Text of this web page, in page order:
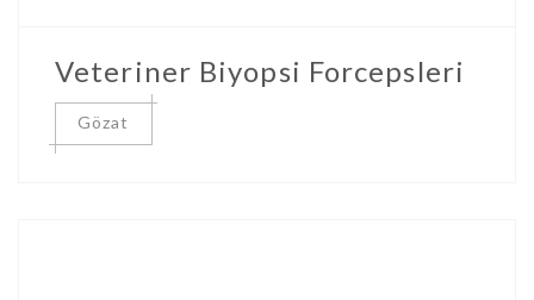
Veteriner Biyopsi Forcepsleri
Gözat